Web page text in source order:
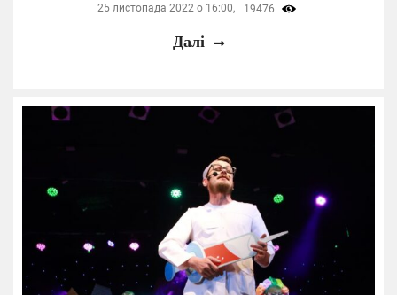
25 листопада 2022 о 16:00, 19476
Далі